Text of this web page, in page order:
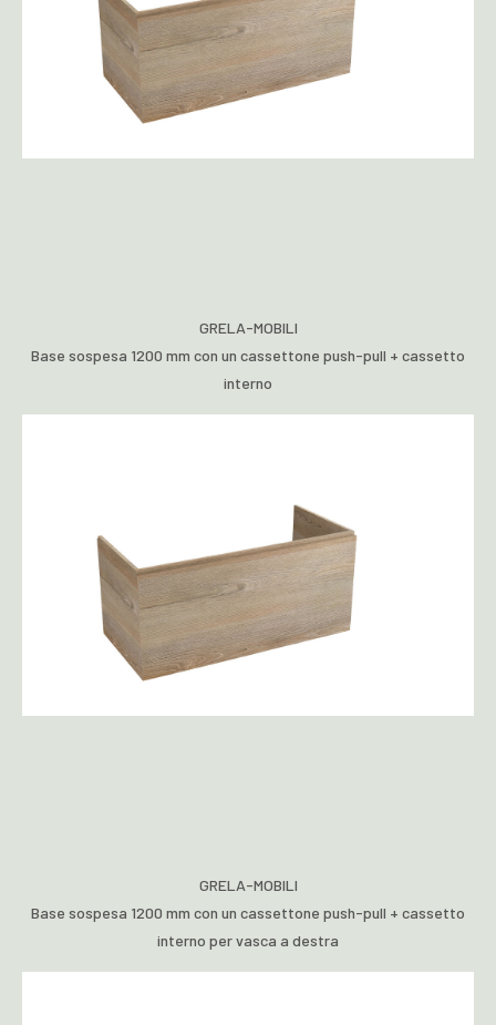
GRELA-MOBILI
Base sospesa 1200 mm con un cassettone push-pull + cassetto
interno
GRELA-MOBILI
Base sospesa 1200 mm con un cassettone push-pull + cassetto
interno per vasca a destra